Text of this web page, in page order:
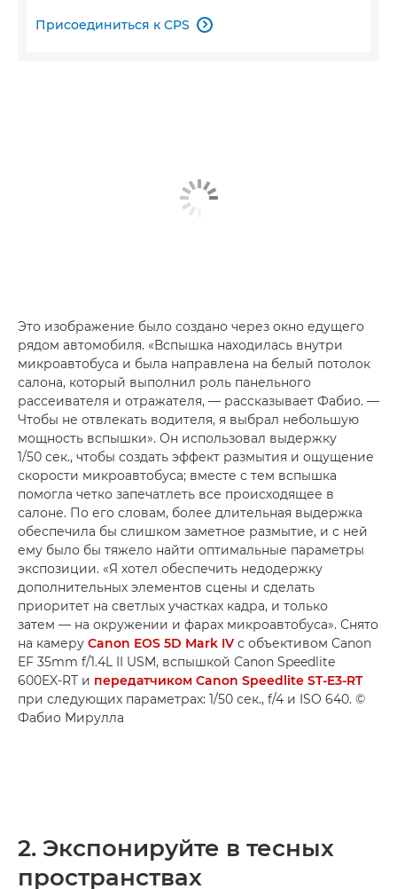
Присоединиться к CPS 
Это изображение было создано через окно едущего
рядом автомобиля. «Вспышка находилась внутри
микроавтобуса и была направлена на белый потолок
салона, который выполнил роль панельного
рассеивателя и отражателя, — рассказывает Фабио. —
Чтобы не отвлекать водителя, я выбрал небольшую
мощность вспышки». Он использовал выдержку
1/50 сек., чтобы создать эффект размытия и ощущение
скорости микроавтобуса; вместе с тем вспышка
помогла четко запечатлеть все происходящее в
салоне. По его словам, более длительная выдержка
обеспечила бы слишком заметное размытие, и с ней
ему было бы тяжело найти оптимальные параметры
экспозиции. «Я хотел обеспечить недодержку
дополнительных элементов сцены и сделать
приоритет на светлых участках кадра, и только
затем — на окружении и фарах микроавтобуса». Снято
на камеру Canon EOS 5D Mark IV с объективом Canon
EF 35mm f/1.4L II USM, вспышкой Canon Speedlite
600EX-RT и передатчиком Canon Speedlite ST-E3-RT
при следующих параметрах: 1/50 сек., f/4 и ISO 640. ©
Фабио Мирулла
2. Экспонируйте в тесных
пространствах